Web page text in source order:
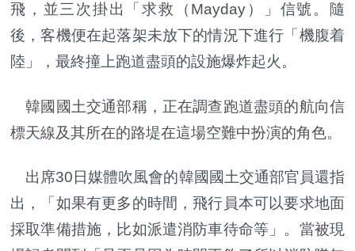
飛，並三次掛出「求救（Mayday）」信號。隨
後，客機便在起落架未放下的情況下進行「機腹着
陸」，最終撞上跑道盡頭的設施爆炸起火。
韓國國土交通部稱，正在調查跑道盡頭的航向信
標天線及其所在的路堤在這場空難中扮演的角色。
出席30日媒體吹風會的韓國國土交通部官員還指
出，「如果有更多的時間，飛行員本可以要求地面
採取準備措施，比如派遣消防車待命等」。當被現